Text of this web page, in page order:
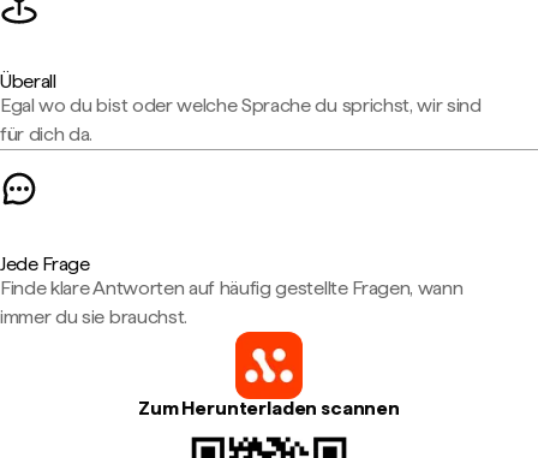
Überall
Egal wo du bist oder welche Sprache du sprichst, wir sind
für dich da.
Jede Frage
Finde klare Antworten auf häufig gestellte Fragen, wann
immer du sie brauchst.
Zum Herunterladen scannen